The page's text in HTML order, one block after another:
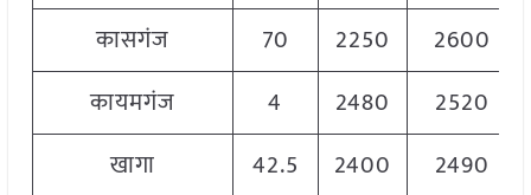
कासगंज
70 2250
2600
कायमगंज
4 2480 2520
खागा
42.5 2400
2490